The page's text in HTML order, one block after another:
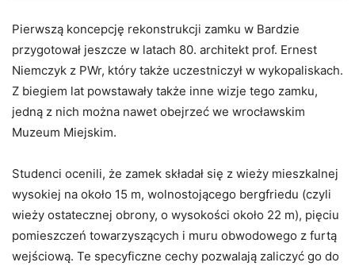
Pierwszą koncepcję rekonstrukcji zamku w Bardzie
przygotował jeszcze w latach 80. architekt prof. Ernest
Niemczyk z PWr, który także uczestniczył w wykopaliskach.
Z biegiem lat powstawały także inne wizje tego zamku,
jedną z nich można nawet obejrzeć we wrocławskim
Muzeum Miejskim.
Studenci ocenili, że zamek składał się z wieży mieszkalnej
wysokiej na około 15 m, wolnostojącego bergfriedu (czyli
wieży ostatecznej obrony, o wysokości około 22 m), pięciu
pomieszczeń towarzyszących i muru obwodowego z furtą
wejściową. Te specyficzne cechy pozwalają zaliczyć go do